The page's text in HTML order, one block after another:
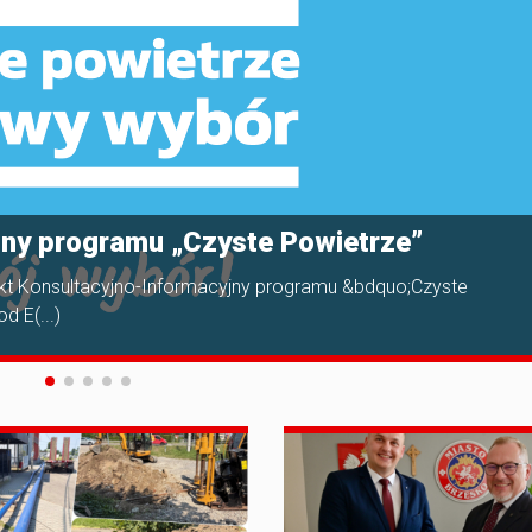
programu „Czyste Powietrze”
Konsultacyjno-Informacyjny programu &bdquo;Czyste
E(...)